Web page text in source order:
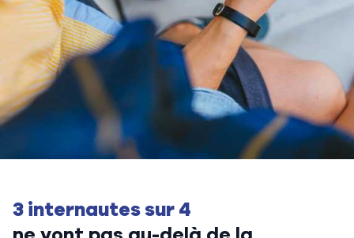
3 internautes sur 4